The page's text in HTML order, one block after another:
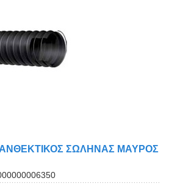
ΣΩΛΗΝΑΣ ΜΑΥΡΟΣ